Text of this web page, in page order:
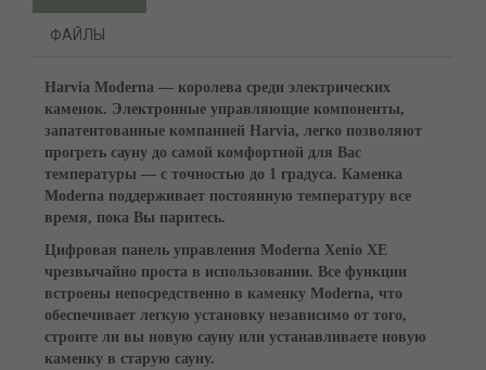
ФАЙЛЫ
Harvia Moderna — королева среди электрических
каменок. Электронные управляющие компоненты,
запатентованные компанией Harvia, легко позволяют
прогреть сауну до самой комфортной для Вас
температуры — с точностью до 1 градуса. Каменка
Moderna поддерживает постоянную температуру все
время, пока Вы паритесь.
Цифровая панель управления Moderna Xenio XE
чрезвычайно проста в использовании. Все функции
встроены непосредственно в каменку Moderna, что
обеспечивает легкую установку независимо от того,
строите ли вы новую сауну или устанавливаете новую
каменку в старую сауну.